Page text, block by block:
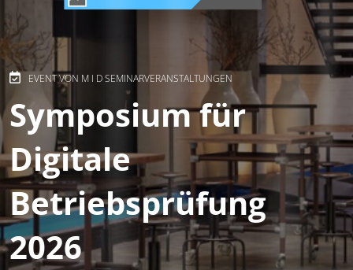
EVENT VON M I D SEMINARVERANSTALTUNGEN
Symposium für
Digitale
Betriebsprüfung
2026